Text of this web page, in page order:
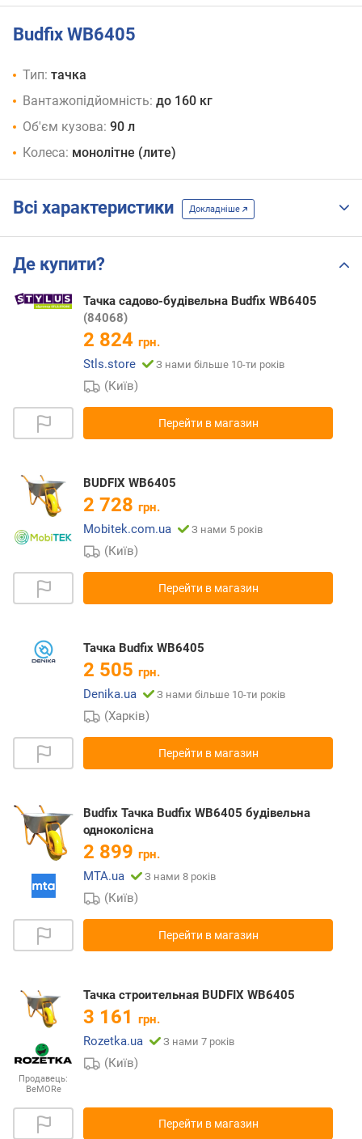
Budfix WB6405
Тип: тачка
Вантажопідйомність: до 160 кг
Об'єм кузова: 90 л
Колеса: монолітне (лите)
Всі характеристики Докладніше
Де купити?
Тачка садово-будівельна Budfix WB6405
(84068)
2 824 грн.
Stls.store
З нами більше 10-ти років
(Київ)
Перейти в магазин
BUDFIX WB6405
2 728 грн.
Mobitek.com.ua
З нами 5 років
(Київ)
Перейти в магазин
Тачка Budfix WB6405
2 505 грн.
Denika.ua
З нами більше 10-ти років
(Харків)
Перейти в магазин
Budfix Тачка Budfix WB6405 будівельна
одноколісна
2 899 грн.
MTA.ua
З нами 8 років
(Київ)
Перейти в магазин
Продавець:
BeMORe
Тачка строительная BUDFIX WB6405
3 161 грн.
Rozetka.ua
З нами 7 років
(Київ)
Перейти в магазин